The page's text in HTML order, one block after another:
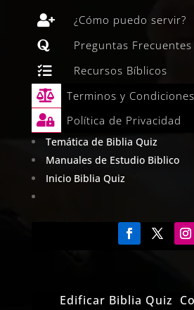
 ¿Cómo puedo servir?
 Preguntas Frecuentes
 Recursos Bíblicos
 Terminos y Condiciones
 Política de Privacidad
Temática de Biblia Quiz
Manuales de Estudio Biblico
Inicio Biblia Quiz
Edificar Biblia Quiz